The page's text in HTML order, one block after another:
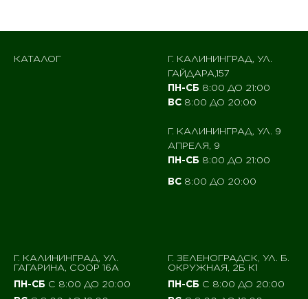
КАТАЛОГ
Г. КАЛИНИНГРАД, УЛ.
ГАЙДАРА,157
ПН-СБ 8:00 ДО 21:00
ВС 8:00 ДО 20:00
Г. КАЛИНИНГРАД, УЛ. 9
АПРЕЛЯ, 9
ПН-СБ 8:00 ДО 21:00
ВС 8:00 ДО 20:00
Г. КАЛИНИНГРАД, УЛ.
ГАГАРИНА, СООР 16А
ПН-СБ С 8:00 ДО 20:00
Г. ЗЕЛЕНОГРАДСК, УЛ. Б.
ОКРУЖНАЯ, 2Б К1
ПН-СБ С 8:00 ДО 20:00